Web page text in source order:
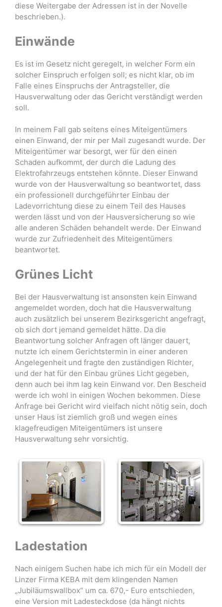
diese Weitergabe der Adressen ist in der Novelle
beschrieben.).
Einwände
Es ist im Gesetz nicht geregelt, in welcher Form ein
solcher Einspruch erfolgen soll; es nicht klar, ob im
Falle eines Einspruchs der Antragsteller, die
Hausverwaltung oder das Gericht verständigt werden
soll.
In meinem Fall gab seitens eines Miteigentümers
einen Einwand, der mir per Mail zugesandt wurde. Der
Miteigentümer war besorgt, wer für den einen
Schaden aufkommt, der durch die Ladung des
Elektrofahrzeugs entstehen könnte. Dieser Einwand
wurde von der Hausverwaltung so beantwortet, dass
ein professionell durchgeführter Einbau der
Ladevorrichtung diese zu einem Teil des Hauses
werden lässt und von der Hausversicherung so wie
alle anderen Schäden behandelt werde. Der Einwand
wurde zur Zufriedenheit des Miteigentümers
beantwortet.
Grünes Licht
Bei der Hausverwaltung ist ansonsten kein Einwand
angemeldet worden, doch hat die Hausverwaltung
auch zusätzlich bei unserem Bezirksgericht angefragt,
ob sich dort jemand gemeldet hätte. Da die
Beantwortung solcher Anfragen oft länger dauert,
nutzte ich einem Gerichtstermin in einer anderen
Angelegenheit und fragte den zuständigen Richter,
und der hat für den Einbau grünes Licht gegeben,
denn auch bei ihm lag kein Einwand vor. Den Bescheid
werde ich wohl in einigen Wochen bekommen. Diese
Anfrage bei Gericht wird vielfach nicht nötig sein, doch
unser Haus ist ziemlich groß und wegen eines
klagefreudigen Miteigentümers ist unsere
Hausverwaltung sehr vorsichtig.
Ladestation
Nach einigem Suchen habe ich mich für ein Modell der
Linzer Firma KEBA mit dem klingenden Namen
„Jubiläumswallbox“ um ca. 670,- Euro entschieden,
eine Version mit Ladesteckdose (da hängt nichts